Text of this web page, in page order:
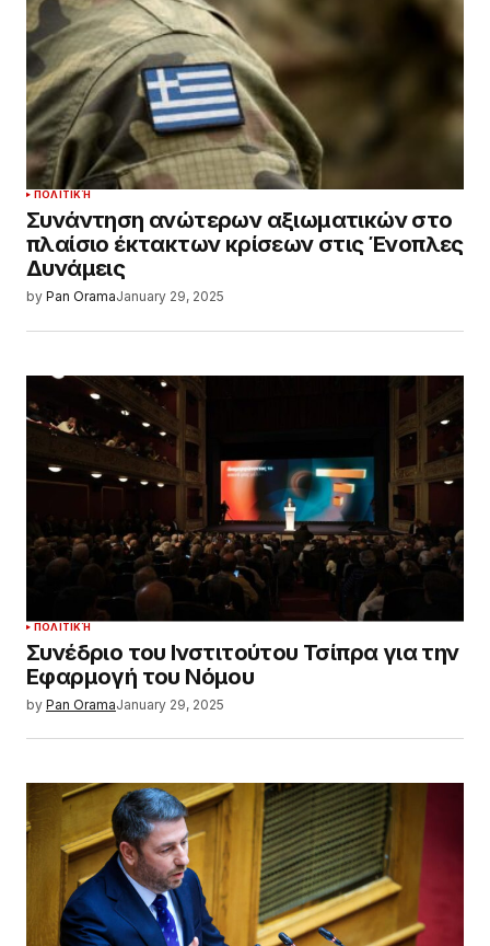
ΠΟΛΙΤΙΚΉ
Συνάντηση ανώτερων αξιωματικών στο
πλαίσιο έκτακτων κρίσεων στις Ένοπλες
Δυνάμεις
by Pan OramaJanuary 29, 2025
ΠΟΛΙΤΙΚΉ
Συνέδριο του Ινστιτούτου Τσίπρα για την
Εφαρμογή του Νόμου
by Pan OramaJanuary 29, 2025